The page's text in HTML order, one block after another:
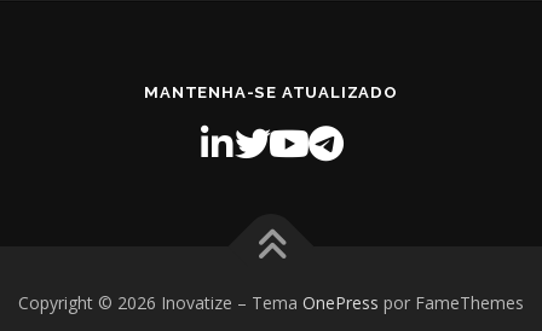
MANTENHA-SE ATUALIZADO
Copyright © 2026 Inovatize – Tema OnePress por FameThemes